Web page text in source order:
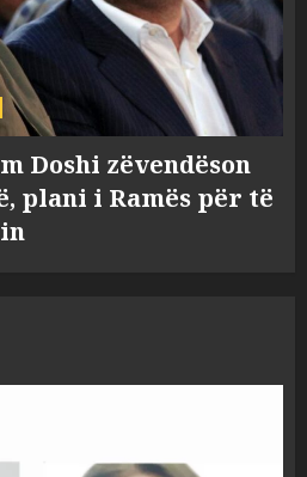
Doshi zëvendëson
plani i Ramës për të